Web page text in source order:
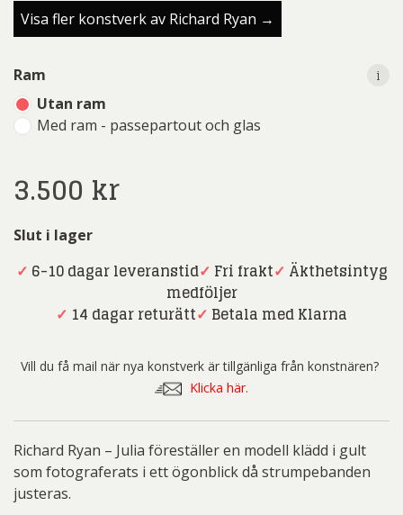
Visa fler konstverk av Richard Ryan →
Ram
Utan ram
Med ram - passepartout och glas
i
3.500 kr
Slut i lager
✓ 6-10 dagar leveranstid✓ Fri frakt✓ Äkthetsintyg
medföljer
✓ 14 dagar returätt✓ Betala med Klarna
Vill du få mail när nya konstverk är tillgänliga från konstnären?
Klicka här.
Richard Ryan – Julia föreställer en modell klädd i gult
som fotograferats i ett ögonblick då strumpebanden
justeras.